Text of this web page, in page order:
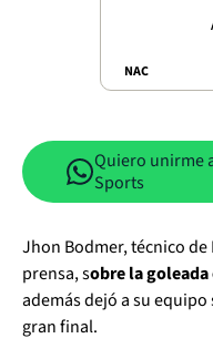
NAC
Quiero unirme
Sports
Jhon Bodmer, técnico
prensa, sobre la goleada
además dejó a su
gran final.